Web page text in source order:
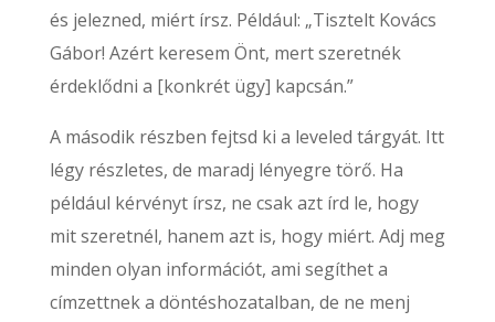
és jelezned, miért írsz. Például: „Tisztelt Kovács
Gábor! Azért keresem Önt, mert szeretnék
érdeklődni a [konkrét ügy] kapcsán.”
A második részben fejtsd ki a leveled tárgyát. Itt
légy részletes, de maradj lényegre törő. Ha
például kérvényt írsz, ne csak azt írd le, hogy
mit szeretnél, hanem azt is, hogy miért. Adj meg
minden olyan információt, ami segíthet a
címzettnek a döntéshozatalban, de ne menj